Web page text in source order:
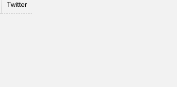
Twitter